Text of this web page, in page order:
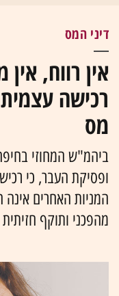
דיני המס
אין רווח,
רכישה
מס
ביהמ"ש המחוזי
ופסיקת העבר, כי
המניות האחרים
מהפכני ותוקף